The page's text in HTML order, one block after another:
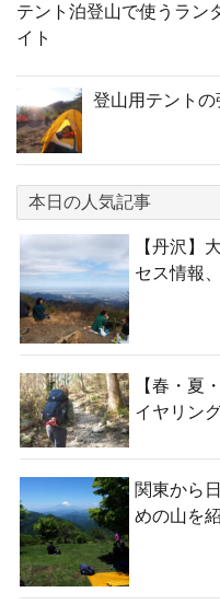
テント泊登山で使うラン
イト
登山用テント
本日の人気記事
【丹沢】
セス情報
【春・夏
イヤリン
関東から
めの山を